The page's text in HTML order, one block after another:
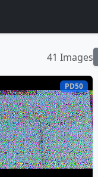
41 Images
PD50